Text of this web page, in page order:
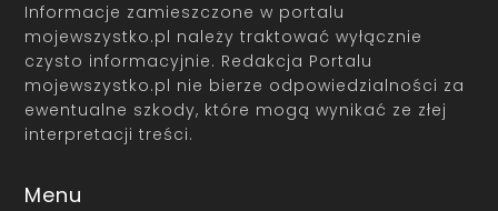
Informacje zamieszczone w portalu
mojewszystko.pl należy traktować wyłącznie
czysto informacyjnie. Redakcja Portalu
mojewszystko.pl nie bierze odpowiedzialności za
ewentualne szkody, które mogą wynikać ze złej
interpretacji treści.
Menu